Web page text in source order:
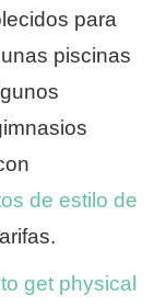
para
piscinas
de estilo de
get physical